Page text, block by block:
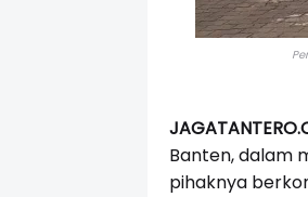
Banten, dalam
pihaknya